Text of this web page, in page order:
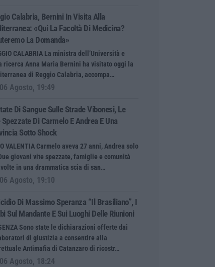
Calabria, Bernini In Visita Alla
«Qui La Facoltà Di Medicina?
La Domanda»
CALABRIA La ministra dell’Università e
ricerca Anna Maria Bernini ha visitato oggi la
di Reggio Calabria, accompa…
06 Agosto, 19:49
Di Sangue Sulle Strade Vibonesi, Le
Di Carmelo E Andrea E Una
Sotto Shock
VALENTIA Carmelo aveva 27 anni, Andrea solo
giovani vite spezzate, famiglie e comunità
in una drammatica scia di san…
06 Agosto, 19:10
Di Massimo Speranza “il Brasiliano”, I
Sul Mandante E Sui Luoghi Delle Riunioni
Sono state le dichiarazioni offerte dai
di giustizia a consentire alla
Antimafia di Catanzaro di ricostr…
06 Agosto, 18:24